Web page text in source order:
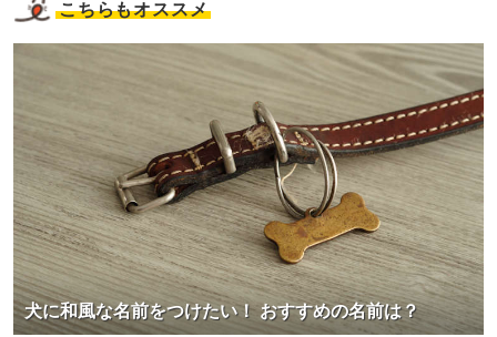
こちらもオススメ
犬に和風な名前をつけたい！ おすすめの名前は？
閉じる
PECOアプリをダウンロード済みの方
アプリで開く